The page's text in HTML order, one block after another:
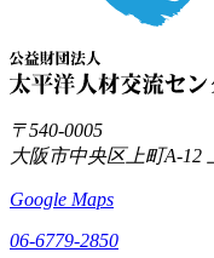
〒540-0005
大阪市中央区上町A-12
Google Maps
06-6779-2850